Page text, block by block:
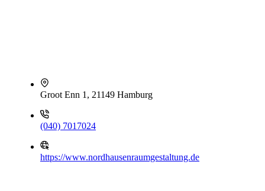
Groot Enn 1, 21149 Hamburg
(040) 7017024
https://www.nordhausenraumgestaltung.de